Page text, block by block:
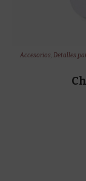
Accesorios,Detalles